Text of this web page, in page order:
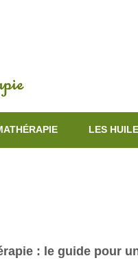
LES
: le guide pour